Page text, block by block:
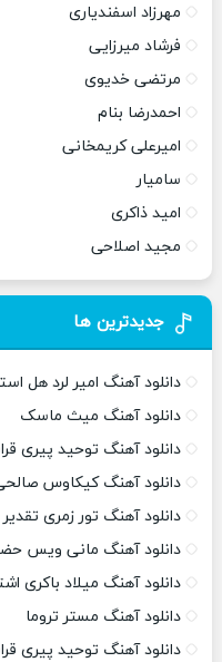
مهرزاد اسفندیاری
فرشاد میرزایی
مرتضی خدیوی
احمدرضا بنام
امیرعلی کریمخانی
سامیار
امید ذاکری
مجید اصلاحی
جدیدترین ها
دانلود آهنگ امیر لرد هل
دانلود آهنگ میث ماسک
دانلود آهنگ توحید
دانلود آهنگ کیکاوس
دانلود آهنگ تور زمری تقدیر
دانلود آهنگ مانی ویس
دانلود آهنگ میلاد باکری
دانلود آهنگ مستر تروما
دانلود آهنگ توحید پیری